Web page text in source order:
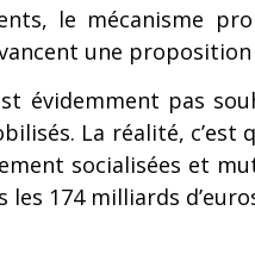
le mécanisme
une
évidemment pas
La réalité,
socialisées et
174 milliards